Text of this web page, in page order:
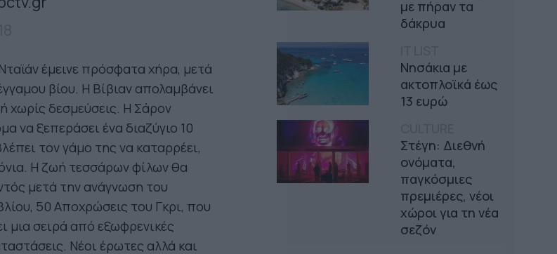
με πήραν τα
δάκρυα
Νησάκια με
ακτοπλοϊκά έως
13 ευρώ
Στέγη: Διεθνή
ονόματα,
παγκόσμιες
πρεμιέρες, νέοι
χώροι για τη νέα
σεζόν
έμεινε πρόσφατα χήρα, μετά
βίου. Η Βίβιαν απολαμβάνει
χωρίς δεσμεύσεις. Η Σάρον
να ξεπεράσει ένα διαζύγιο 10
τον γάμο της να καταρρέει,
Η ζωή τεσσάρων φίλων θα
μετά την ανάγνωση του
50 Αποχρώσεις του Γκρι, που
μια σειρά από εξωφρενικές
Νέοι έρωτες αλλά και